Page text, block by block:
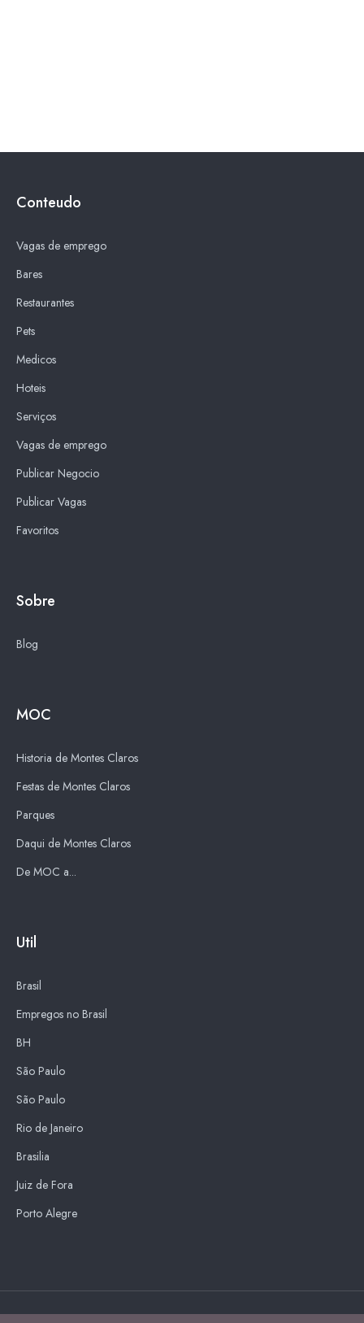
Conteudo
Vagas de emprego
Bares
Restaurantes
Pets
Medicos
Hoteis
Serviços
Vagas de emprego
Publicar Negocio
Publicar Vagas
Favoritos
Sobre
Blog
MOC
Historia de Montes Claros
Festas de Montes Claros
Parques
Daqui de Montes Claros
De MOC a...
Util
Brasil
Empregos no Brasil
BH
São Paulo
São Paulo
Rio de Janeiro
Brasilia
Juiz de Fora
Porto Alegre